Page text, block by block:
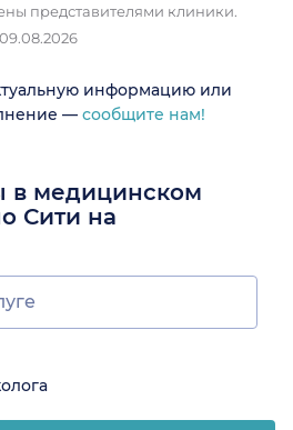
представителями клиники.
информацию или
— сообщите нам!
в медицинском
Сити на